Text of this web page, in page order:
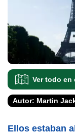
Ver todo en
Autor: Martin
Ellos estaban